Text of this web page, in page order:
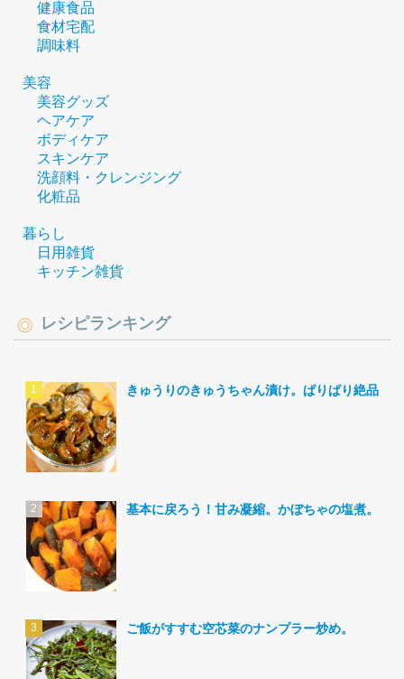
健康食品
食材宅配
調味料
美容
美容グッズ
ヘアケア
ボディケア
スキンケア
洗顔料・クレンジング
化粧品
暮らし
日用雑貨
キッチン雑貨
レシピランキング
きゅうりのきゅうちゃん漬け。ぱりぱり絶品。
基本に戻ろう！甘み凝縮。かぼちゃの塩煮。
ご飯がすすむ空芯菜のナンプラー炒め。